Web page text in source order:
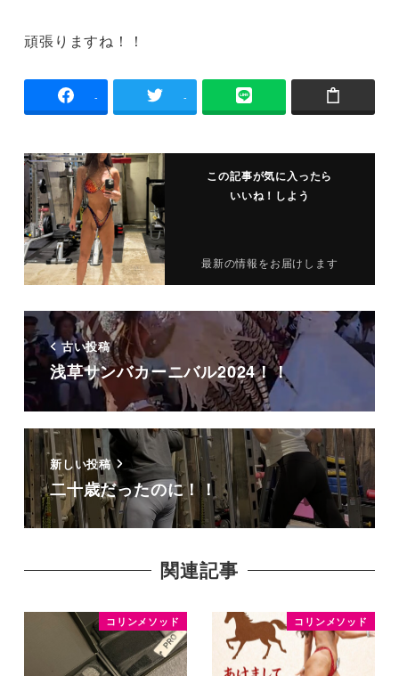
頑張りますね！！
- -
この記事が気に入ったら
いいね！しよう
最新の情報をお届けします
古い投稿
浅草サンバカーニバル2024！！
新しい投稿
二十歳だったのに！！
関連記事
コリンメソッド コリンメソッド